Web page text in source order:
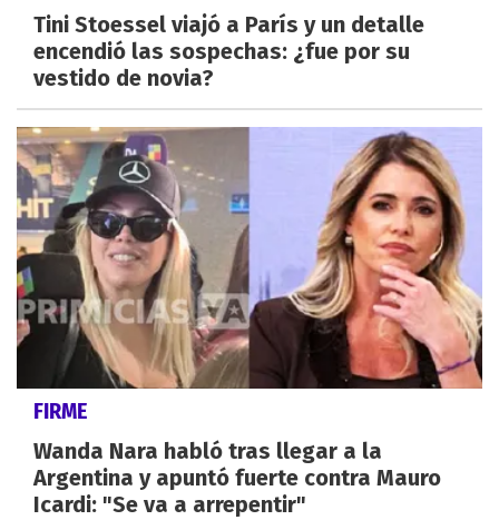
Tini Stoessel viajó a París y un detalle
encendió las sospechas: ¿fue por su
vestido de novia?
FIRME
Wanda Nara habló tras llegar a la
Argentina y apuntó fuerte contra Mauro
Icardi: "Se va a arrepentir"